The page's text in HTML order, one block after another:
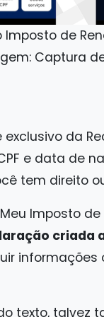
Imposto de
Captura
da
e data de
tem direito
Imposto de
criada
texto, talvez